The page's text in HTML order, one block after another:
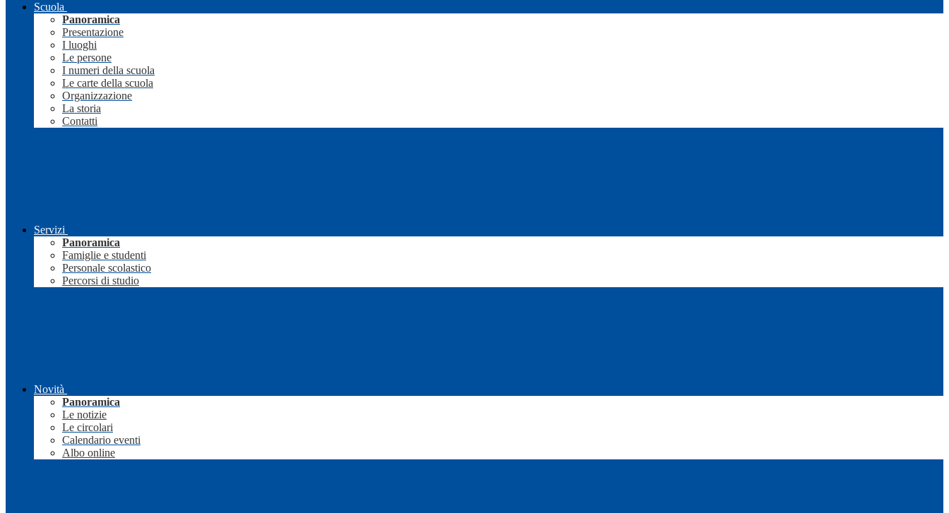
Scuola
Panoramica
Presentazione
I luoghi
Le persone
I numeri della scuola
Le carte della scuola
Organizzazione
La storia
Contatti
Servizi
Panoramica
Famiglie e studenti
Personale scolastico
Percorsi di studio
Novità
Panoramica
Le notizie
Le circolari
Calendario eventi
Albo online